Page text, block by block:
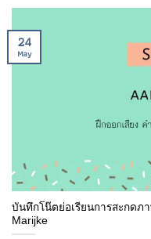
บันทึกโน๊ตย่อเรียนการสะกด
Marijke
24
May